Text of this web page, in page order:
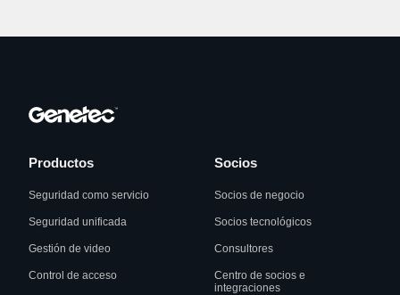
Productos
Seguridad como servicio
Seguridad unificada
Gestión de video
Control de acceso
Socios
Socios de negocio
Socios tecnológicos
Consultores
Centro de socios e
integraciones